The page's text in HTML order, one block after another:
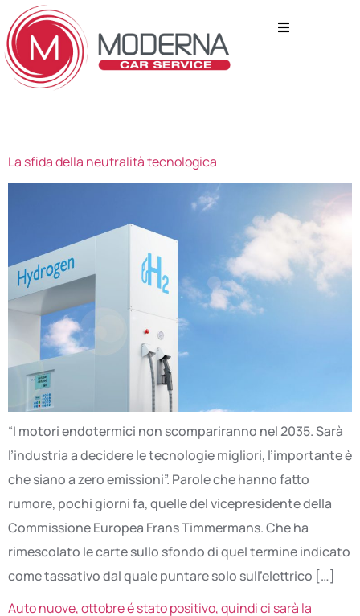
La sfida della neutralità tecnologica
“I motori endotermici non scompariranno nel 2035. Sarà
l’industria a decidere le tecnologie migliori, l’importante è
che siano a zero emissioni”. Parole che hanno fatto
rumore, pochi giorni fa, quelle del vicepresidente della
Commissione Europea Frans Timmermans. Che ha
rimescolato le carte sullo sfondo di quel termine indicato
come tassativo dal quale puntare solo sull’elettrico […]
Auto nuove, ottobre é stato positivo, quindi ci sarà la